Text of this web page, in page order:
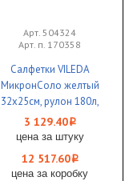
Арт. 504324
Арт. п. 170358
Салфетки VILEDA
МикронСоло желтый
32х25см, рулон 180л,
1/4
3 129.40i
цена за штуку
12 517.60i
цена за коробку